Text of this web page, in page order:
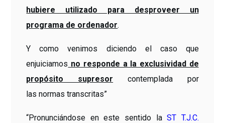
hubiere utilizado para desproveer un
programa de ordenador.
Y como venimos diciendo el caso que
enjuiciamos no responde a la exclusividad de
propósito supresor contemplada por
las normas transcritas”
“Pronunciándose en este sentido laST T.J.C.